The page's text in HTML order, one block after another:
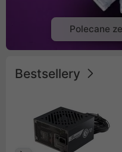
Polecane
Bestsellery